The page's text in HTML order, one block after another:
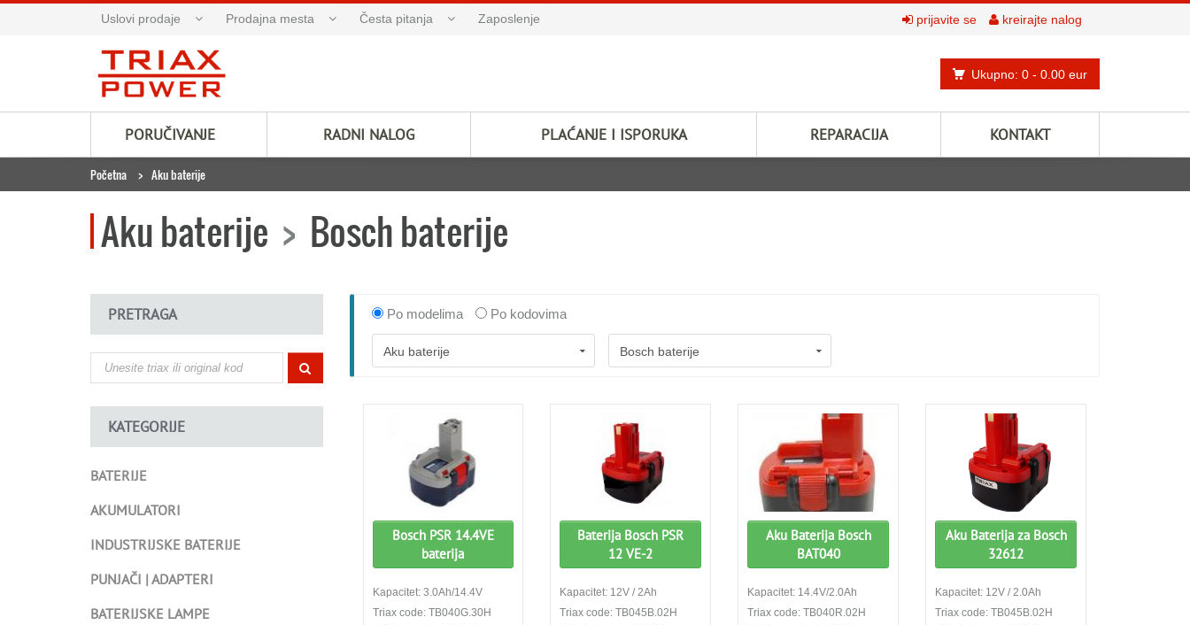
Uslovi prodaje Prodajna mesta Česta pitanja Zaposlenje prijavite se kreirajte nalog
Ukupno: 0 - 0.00 eur
PORUČIVANJE RADNI NALOG PLAĆANJE I ISPORUKA REPARACIJA KONTAKT
Početna Aku baterije
Aku baterije > Bosch baterije
Po modelima Po kodovima
Aku baterije Bosch baterije
Bosch PSR 14.4VE
baterija
Kapacitet: 3.0Ah/14.4V
Triax code: TB040G.30H
Baterija Bosch PSR
12 VE-2
Kapacitet: 12V / 2Ah
Triax code: TB045B.02H
Aku Baterija Bosch
BAT040
Kapacitet: 14.4V/2.0Ah
Triax code: TB040R.02H
Aku Baterija za Bosch
32612
Kapacitet: 12V / 2.0Ah
Triax code: TB045B.02H
PRETRAGA
KATEGORIJE
BATERIJE
AKUMULATORI
INDUSTRIJSKE BATERIJE
PUNJAČI | ADAPTERI
BATERIJSKE LAMPE